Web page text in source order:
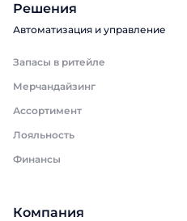
Решения
Автоматизация и управление
Запасы в ритейле
Мерчандайзинг
Ассортимент
Лояльность
Финансы
Компания